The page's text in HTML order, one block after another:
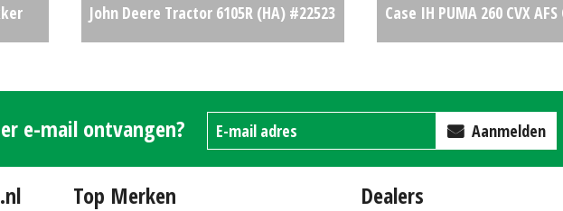
John Deere Tractor 6105R (HA) #22523
Case IH PUMA 260 CVX AFS
e-mail ontvangen? Aanmelden
Top Merken Dealers